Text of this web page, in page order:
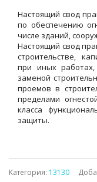
Настоящий свод
по обеспечению
числе зданий,
Настоящий свод
строительстве,
при иных
заменой
проемов в
пределами
класса
защиты.
Категория: 13130